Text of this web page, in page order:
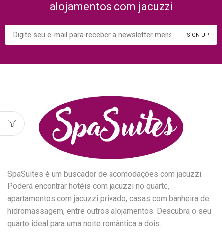
alojamentos com jacuzzi
SpaSuites é um buscador de acomodações com jacuzzi.
Poderá encontrar hotéis com jacuzzi no quarto,
apartamentos com jacuzzi privado, casas com banheira de
hidromassagem, entre outros alojamentos. Descubra o seu
quarto ideal para uma noite romântica a dois.